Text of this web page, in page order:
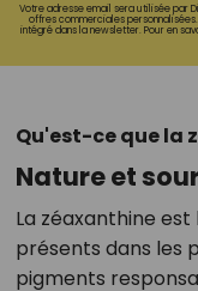
Votre adresse email sera utilisée par
offres commerciales
intégré dans la newsletter. Pour en
Qu'est-ce que la
Nature et
La zéaxanthine
présents dans les
pigments